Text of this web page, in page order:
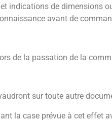
indications de dimensions
avant de
de la passation de la
sur toute autre
la case prévue à cet effet